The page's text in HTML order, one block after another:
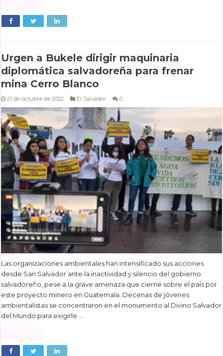
Urgen a Bukele dirigir maquinaria
diplomática salvadoreña para frenar
mina Cerro Blanco
21 de octubre de 2022 El Salvador 0
Las organizaciones ambientales han intensificado sus acciones
desde San Salvador ante la inactividad y silencio del gobierno
salvadoreño, pese a la grave amenaza que cierne sobre el país por
este proyecto minero en Guatemala. Decenas de jóvenes
ambientalistas se concentraron en el monumento al Divino Salvador
del Mundo para exigirle …